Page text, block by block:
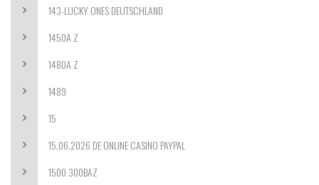
143-LUCKY ONES DEUTSCHLAND
1450A Z
1480A Z
1489
15
15.06.2026 DE ONLINE CASINO PAYPAL
1500 300BAZ